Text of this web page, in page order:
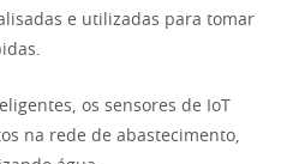
e utilizadas para tomar
os sensores de IoT
na rede de abastecimento,